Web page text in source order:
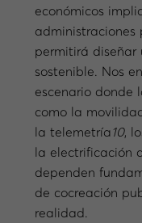
económicos
administraciones
permitirá diseñar
sostenible. Nos
escenario donde
como la
la telemetría 10,
la electrificación
dependen
de cocreación
realidad.